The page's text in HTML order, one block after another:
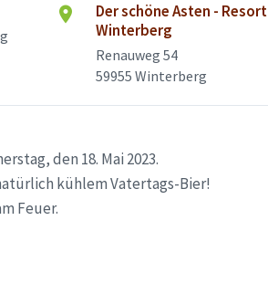
Der schöne Asten - Resort
Winterberg
Renauweg 54
59955 Winterberg
den 18. Mai 2023.
kühlem Vatertags-Bier!
Feuer.